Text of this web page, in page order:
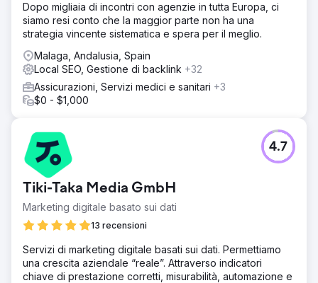
Dopo migliaia di incontri con agenzie in tutta Europa, ci
siamo resi conto che la maggior parte non ha una
strategia vincente sistematica e spera per il meglio.
Malaga, Andalusia, Spain
Local SEO, Gestione di backlink +32
Assicurazioni, Servizi medici e sanitari +3
$0 - $1,000
Tiki-Taka Media GmbH
Marketing digitale basato sui dati
13 recensioni
4.7
Servizi di marketing digitale basati sui dati. Permettiamo
una crescita aziendale “reale”. Attraverso indicatori
chiave di prestazione corretti, misurabilità, automazione e